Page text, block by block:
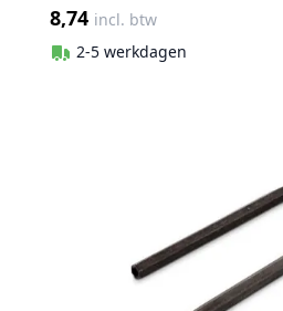
8,74 incl. btw
2-5 werkdagen